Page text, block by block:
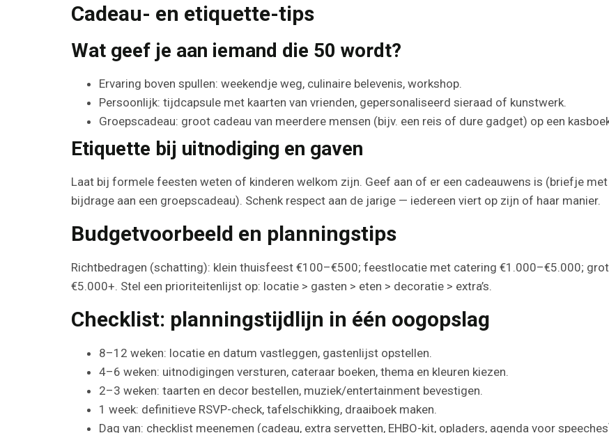
Cadeau- en etiquette-tips
Wat geef je aan iemand die 50 wordt?
Ervaring boven spullen: weekendje weg, culinaire belevenis, workshop.
Persoonlijk: tijdcapsule met kaarten van vrienden, gepersonaliseerd sieraad of kunstwerk.
Groepscadeau: groot cadeau van meerdere mensen (bijv. een reis of dure gadget) op een
Etiquette bij uitnodiging en gaven
Laat bij formele feesten weten of kinderen welkom zijn. Geef aan of er een cadeauwens is (briefje
bijdrage aan een groepscadeau). Schenk respect aan de jarige — iedereen viert op zijn of haar manier.
Budgetvoorbeeld en planningstips
Richtbedragen (schatting): klein thuisfeest €100–€500; feestlocatie met catering €1.000–€5.000;
€5.000+. Stel een prioriteitenlijst op: locatie > gasten > eten > decoratie > extra’s.
Checklist: planningstijdlijn in één oogopslag
8–12 weken: locatie en datum vastleggen, gastenlijst opstellen.
4–6 weken: uitnodigingen versturen, cateraar boeken, thema en kleuren kiezen.
2–3 weken: taarten en decor bestellen, muziek/entertainment bevestigen.
1 week: definitieve RSVP-check, tafelschikking, draaiboek maken.
Dag van: checklist meenemen (cadeau, extra servetten, EHBO-kit, opladers, agenda voor